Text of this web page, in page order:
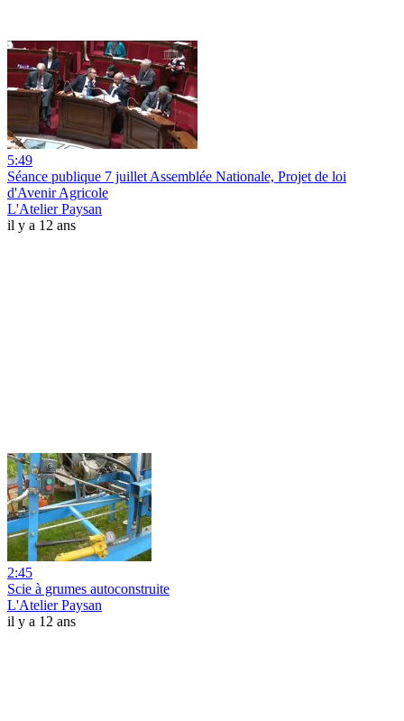
5:49
Séance publique 7 juillet Assemblée Nationale, Projet de loi
d'Avenir Agricole
L'Atelier Paysan
il y a 12 ans
2:45
Scie à grumes autoconstruite
L'Atelier Paysan
il y a 12 ans